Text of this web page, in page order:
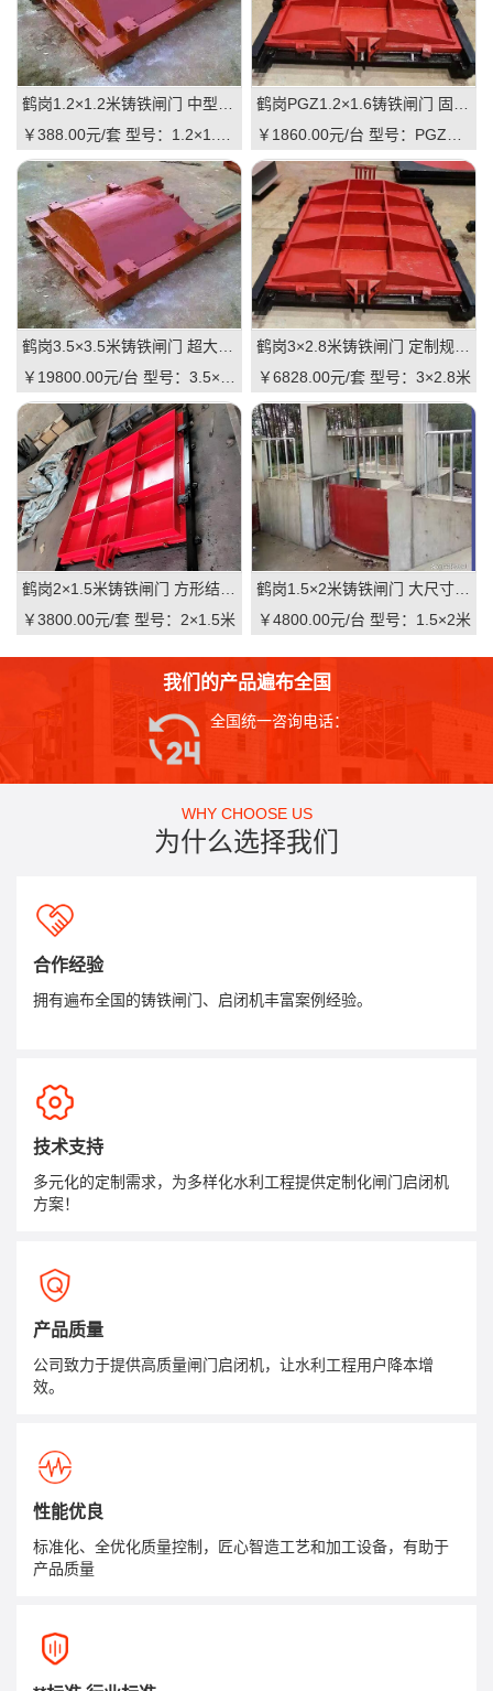
￥388.00元/套 型号：1.2×1.2米
￥1860.00元/台 型号：PGZ1.2×1.6m
￥19800.00元/台 型号：3.5×3.5米
￥6828.00元/套 型号：3×2.8米
￥3800.00元/套 型号：2×1.5米
￥4800.00元/台 型号：1.5×2米
我们的产品遍布全国
全国统一咨询电话：
WHY CHOOSE US
为什么选择我们
合作经验
拥有遍布全国的铸铁闸门、启闭机丰富案例经验。
技术支持
多元化的定制需求，为多样化水利工程提供定制化闸门启闭机
方案！
产品质量
公司致力于提供高质量闸门启闭机，让水利工程用户降本增
效。
性能优良
标准化、全优化质量控制，匠心智造工艺和加工设备，有助于
产品质量